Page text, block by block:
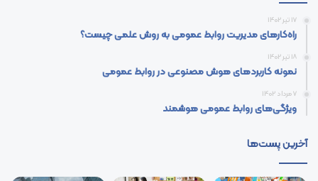
17 تیر 1402
راه‌کارهای مدیریت روابط عمومی به روش علمی چیست؟
18 تیر 1402
نمونه کاربردهای هوش مصنوعی در روابط عمومی
7 مرداد 1402
ویژگی‌های روابط عمومی هوشمند
آخرین پست‌ها